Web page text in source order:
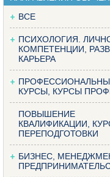
ВСЕ
ПСИХОЛОГИЯ.
КОМПЕТЕНЦИИ,
КАРЬЕРА
КУРСЫ, КУРСЫ
ПОВЫШЕНИЕ
КВАЛИФИКАЦИИ,
ПЕРЕПОДГОТОВКИ
БИЗНЕС,